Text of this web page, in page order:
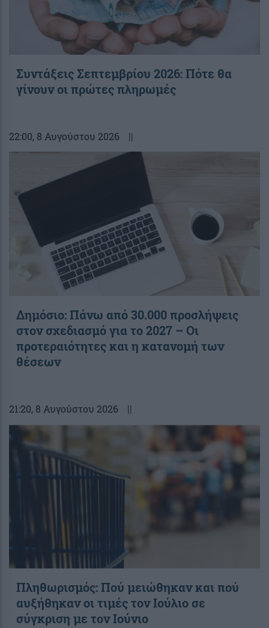
Συντάξεις Σεπτεμβρίου 2026: Πότε θα
γίνουν οι πρώτες πληρωμές
22:00, 8 Αυγούστου 2026 ||
Δημόσιο: Πάνω από 30.000 προσλήψεις
στον σχεδιασμό για το 2027 – Οι
προτεραιότητες και η κατανομή των
θέσεων
21:20, 8 Αυγούστου 2026 ||
Πληθωρισμός: Πού μειώθηκαν και πού
αυξήθηκαν οι τιμές τον Ιούλιο σε
σύγκριση με τον Ιούνιο